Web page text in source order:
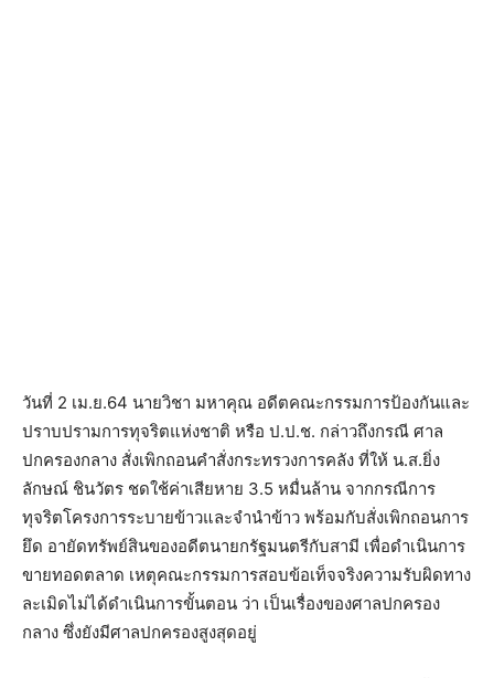
วันที่ 2 เม.ย.64 นายวิชา มหาคุณ อดีตคณะกรรมการป้องกันและ
ปราบปรามการทุจริตแห่งชาติ หรือ ป.ป.ช. กล่าวถึงกรณี ศาล
ปกครองกลาง สั่งเพิกถอนคำสั่งกระทรวงการคลัง ที่ให้ น.ส.ยิ่ง
ลักษณ์ ชินวัตร ชดใช้ค่าเสียหาย 3.5 หมื่นล้าน จากกรณีการ
ทุจริตโครงการระบายข้าวและจำนำข้าว พร้อมกับสั่งเพิกถอนการ
ยึด อายัดทรัพย์สินของอดีตนายกรัฐมนตรีกับสามี เพื่อดำเนินการ
ขายทอดตลาด เหตุคณะกรรมการสอบข้อเท็จจริงความรับผิดทาง
ละเมิดไม่ได้ดำเนินการขั้นตอน ว่า เป็นเรื่องของศาลปกครอง
กลาง ซึ่งยังมีศาลปกครองสูงสุดอยู่